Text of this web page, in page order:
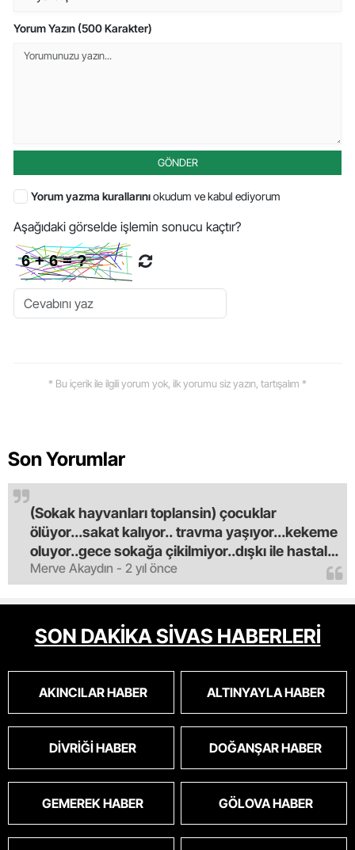
Yorum Yazın (500 Karakter)
GÖNDER
Yorum yazma kurallarınıokudum ve kabul ediyorum
Aşağıdaki görselde işlemin sonucu kaçtır?
* Bu içerik ile ilgili yorum yok, ilk yorumu siz yazın, tartışalım *
Son Yorumlar
Merve Akaydın - 2 yıl önce
(Sokak hayvanları toplansin) çocuklar
ölüyor...sakat kalıyor.. travma yaşıyor...kekeme
oluyor..gece sokağa çikilmiyor..dışkı ile hastalık
saciyorlar.araba ve taksi olmadan eve
gldemiyoruz.artik bıktık.mama lobisinden para
alan tipler yüzünden bu vahşi hayvanlar
masum algısı yapılıyor.iki gün aç kalsa kendi
cinsini bile öldüren bu kopekler derhal
oldu.korkuyoruz.
SON DAKİKA SİVAS HABERLERİ
AKINCILAR HABER ALTINYAYLA HABER
DIVRIĞI HABER DOĞANŞAR HABER
GEMEREK HABER GÖLOVA HABER